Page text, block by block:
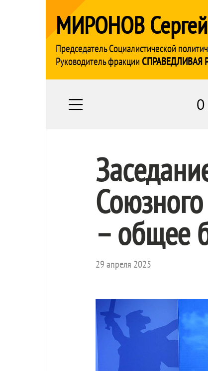
МИРОНОВ
Председатель Социалистической
Руководитель фракции СПРАВЕДЛИВАЯ
О
– общее
29 апреля 2025